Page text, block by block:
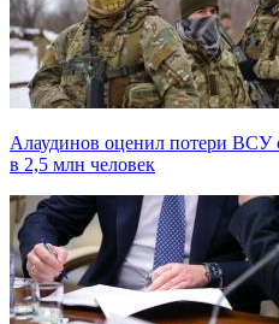
Алаудинов оценил потери ВСУ
в 2,5 млн человек